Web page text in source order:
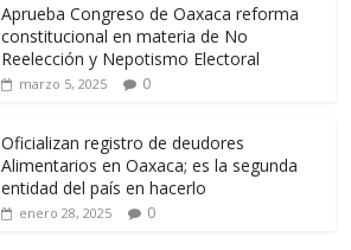
Aprueba Congreso de Oaxaca reforma
constitucional en materia de No
Reelección y Nepotismo Electoral
marzo 5, 2025 0
Oficializan registro de deudores
Alimentarios en Oaxaca; es la segunda
entidad del país en hacerlo
enero 28, 2025 0